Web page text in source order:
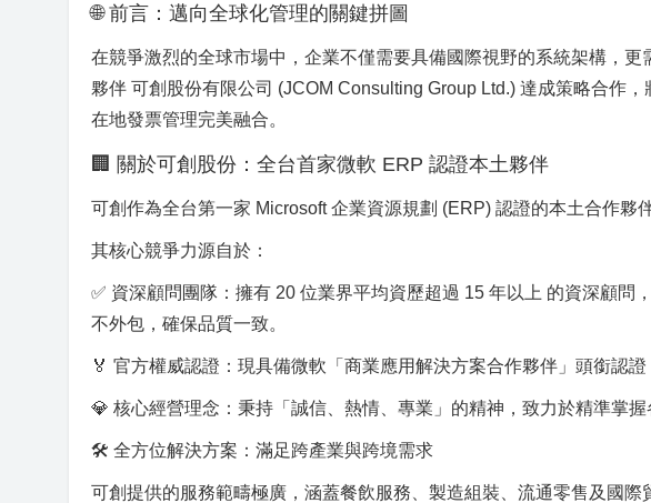
🌐 前言：邁向全球化管理的關鍵拼圖
在競爭激烈的全球市場中，企業不僅需要具備國際視野的系統架構，
夥伴 可創股份有限公司 (JCOM Consulting Group Ltd.) 達成策略合作
在地發票管理完美融合。
🏢 關於可創股份：全台首家微軟 ERP 認證本土夥伴
可創作為全台第一家 Microsoft 企業資源規劃 (ERP) 認證的本土合作夥
其核心競爭力源自於：
✅ 資深顧問團隊：擁有 20 位業界平均資歷超過 15 年以上 的資深顧問
不外包，確保品質一致。
🏅 官方權威認證：現具備微軟「商業應用解決方案合作夥伴」頭銜認
💎 核心經營理念：秉持「誠信、熱情、專業」的精神，致力於精準掌握
🛠️ 全方位解決方案：滿足跨產業與跨境需求
可創提供的服務範疇極廣，涵蓋餐飲服務、製造組裝、流通零售及國際